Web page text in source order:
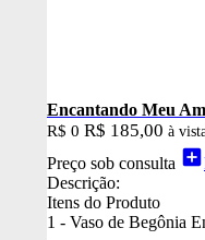
Encantando Meu
R$ 0 R$ 185,00 à
Preço sob consulta add_box
Descrição:
Itens do Produto
1 - Vaso de Begônia